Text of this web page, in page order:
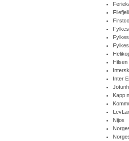
Hilsen
Inter
Kapp
Nijos